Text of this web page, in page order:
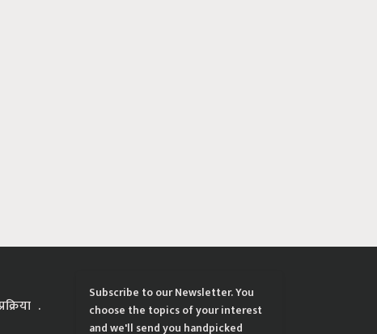
Subscribe to our Newsletter. You
choose the topics of your interest
and we'll send you handpicked